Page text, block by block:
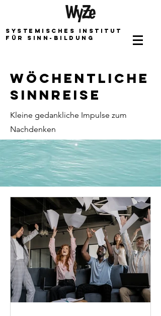
Systemisches Institut
für Sinn-bildung
wöchentliche
Sinnreise
Kleine gedankliche Impulse zum
Nachdenken